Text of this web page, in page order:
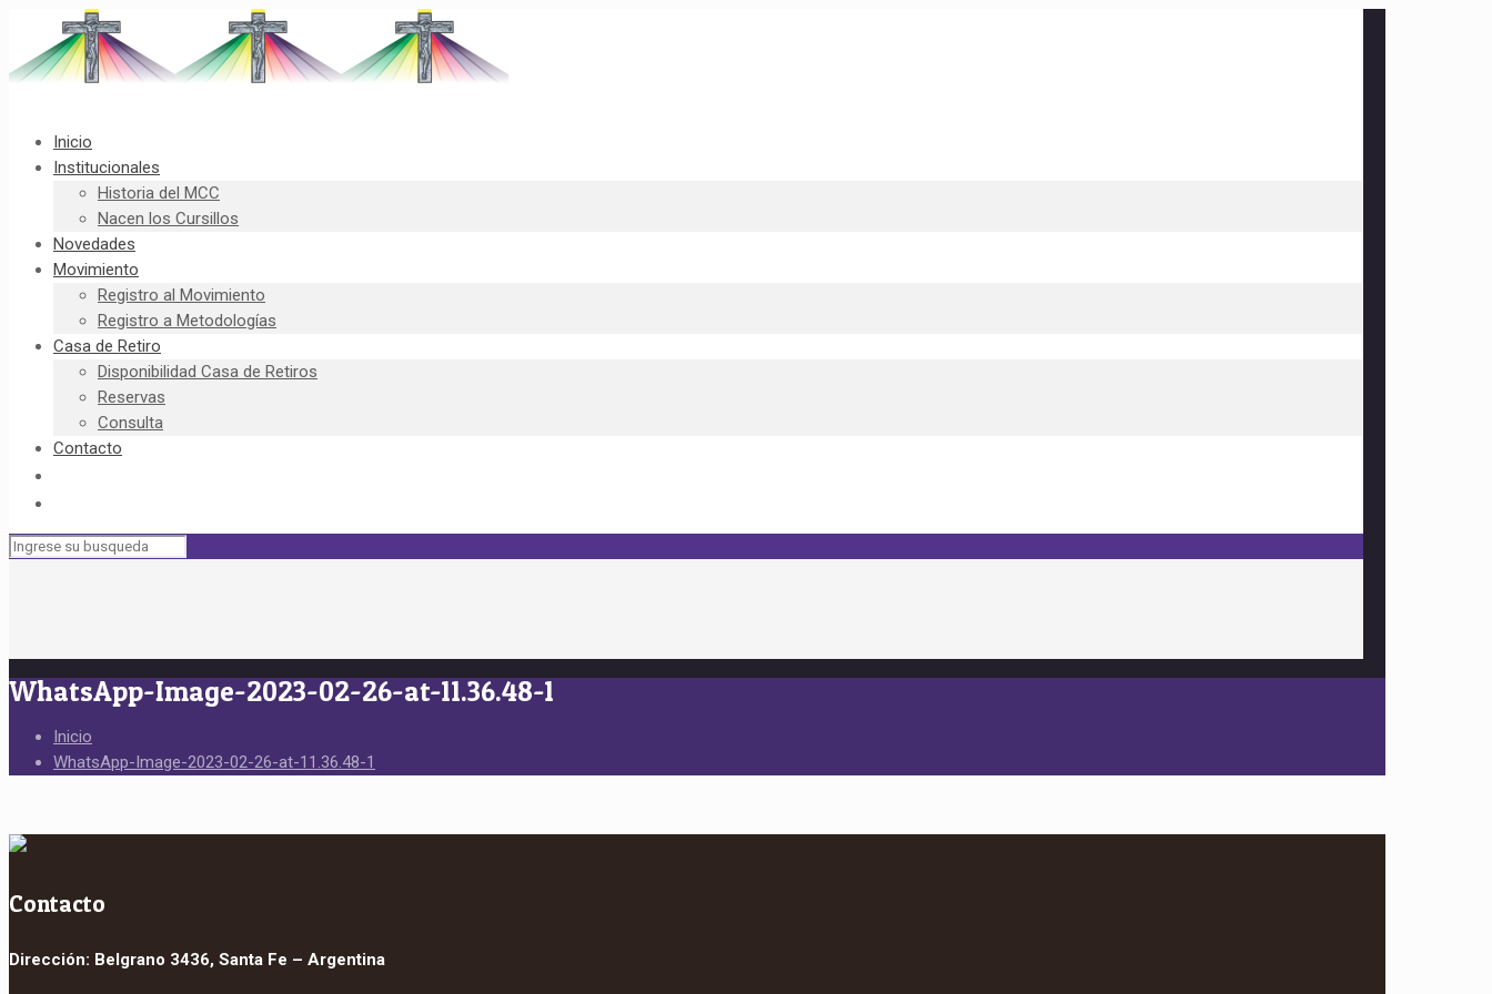
Inicio
Institucionales
Historia del MCC
Nacen los Cursillos
Novedades
Movimiento
Registro al Movimiento
Registro a Metodologías
Casa de Retiro
Disponibilidad Casa de Retiros
Reservas
Consulta
Contacto
WhatsApp-Image-2023-02-26-at-11.36.48-1
Inicio
WhatsApp-Image-2023-02-26-at-11.36.48-1
Contacto
Dirección: Belgrano 3436, Santa Fe – Argentina